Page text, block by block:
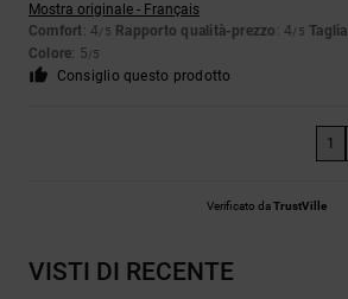
Mostra originale - Français
Comfort: 4/5 Rapporto qualità-prezzo : 4/5 Taglia
Colore: 5/5
Consiglio questo prodotto
1
Verificato daTrustVille
VISTI DI RECENTE